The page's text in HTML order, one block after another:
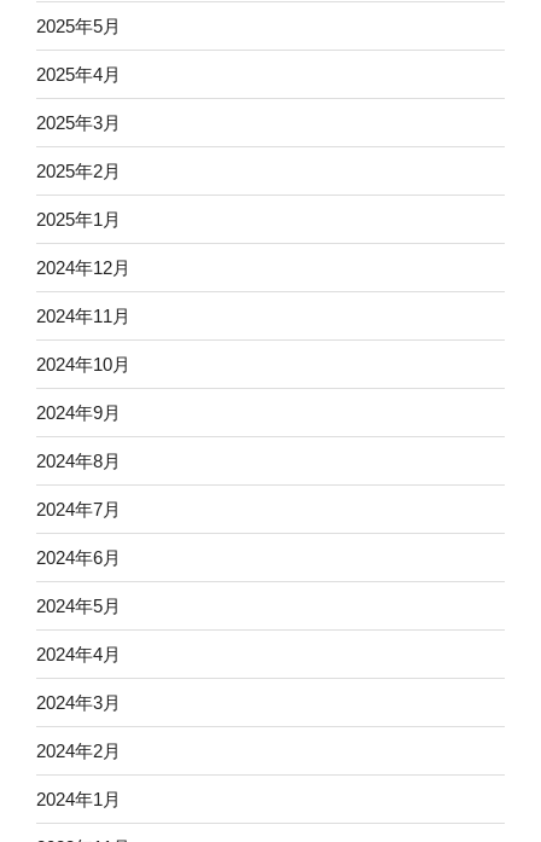
2025年5月
2025年4月
2025年3月
2025年2月
2025年1月
2024年12月
2024年11月
2024年10月
2024年9月
2024年8月
2024年7月
2024年6月
2024年5月
2024年4月
2024年3月
2024年2月
2024年1月